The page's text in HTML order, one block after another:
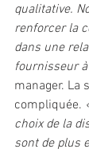
qualitative.
renforcer la
dans une
fournisseur
manager. La
compliquée.
choix de la
sont de plus